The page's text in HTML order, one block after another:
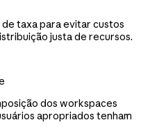
taxa para evitar custos
justa de recursos.
dos workspaces
apropriados tenham